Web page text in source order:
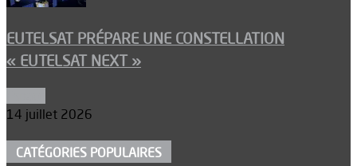
EUTELSAT PRÉPARE UNE CONSTELLATION
« EUTELSAT NEXT »
14 juillet 2026
CATÉGORIES POPULAIRES